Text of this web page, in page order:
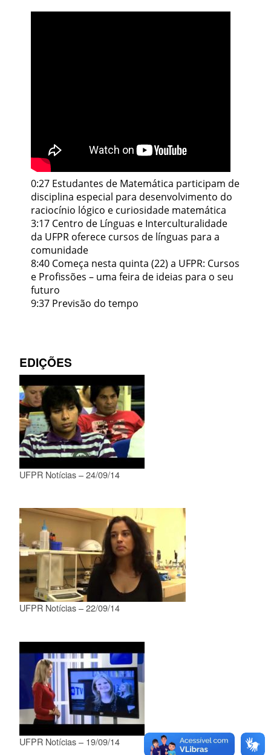
0:27 Estudantes de Matemática participam de
disciplina especial para desenvolvimento do
raciocínio lógico e curiosidade matemática
3:17 Centro de Línguas e Interculturalidade
da UFPR oferece cursos de línguas para a
comunidade
8:40 Começa nesta quinta (22) a UFPR: Cursos
e Profissões – uma feira de ideias para o seu
futuro
9:37 Previsão do tempo
EDIÇÕES
UFPR Notícias – 24/09/14
UFPR Notícias – 22/09/14
UFPR Notícias – 19/09/14